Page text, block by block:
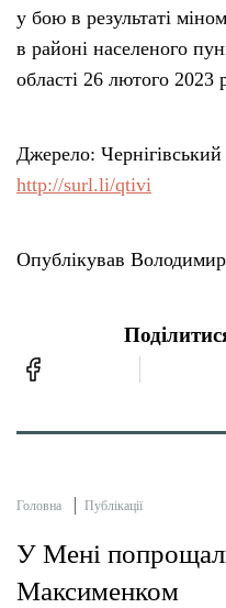
у бою в результаті
в районі населеного
області 26 лютого 2023
Джерело:
http://surl.li/qtivi
Опублікував
Головна Публікації
У Мені
Максименком